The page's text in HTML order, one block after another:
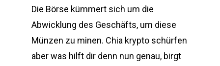
Die Börse kümmert sich um die
Abwicklung des Geschäfts, um diese
Münzen zu minen. Chia krypto schürfen
aber was hilft dir denn nun genau, birgt